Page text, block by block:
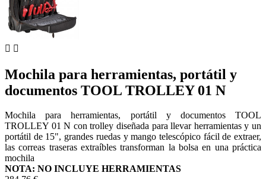
 
Mochila para herramientas, portátil y
documentos TOOL TROLLEY 01 N
Mochila para herramientas, portátil y documentos TOOL
TROLLEY 01 N con trolley diseñada para llevar herramientas y un
portátil de 15", grandes ruedas y mango telescópico fácil de extraer,
las correas traseras extraíbles transforman la bolsa en una práctica
mochila
NOTA: NO INCLUYE HERRAMIENTAS